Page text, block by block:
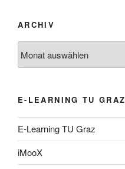
ARCHIV
E-LEARNING TU GRAZ
E-Learning TU Graz
iMooX